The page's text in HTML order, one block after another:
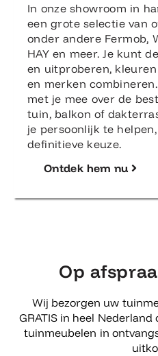
In onze showroom in
een grote selectie van
onder andere Fermob,
HAY en meer. Je kunt
en uitproberen,
en merken
met je mee over de
tuin, balkon of
je persoonlijk te
definitieve keuze.
Ontdek hem nu
Op
Wij bezorgen uw
GRATIS in heel
tuinmeubelen in